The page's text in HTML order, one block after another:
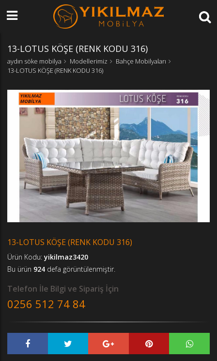
13-LOTUS KÖŞE (RENK KODU 316)
aydın söke mobilya Modellerimiz
Bahçe Mobilyaları
13-LOTUS KÖŞE (RENK KODU 316)
13-LOTUS KÖŞE (RENK KODU 316)
Ürün Kodu:yikilmaz3420
Bu ürün 924 defa görüntülenmiştir.
Telefon İle Bilgi ve Sipariş İçin
0256 512 74 84